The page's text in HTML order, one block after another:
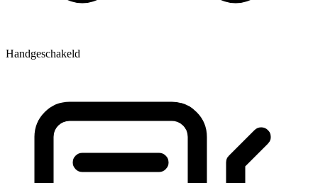
Handgeschakeld